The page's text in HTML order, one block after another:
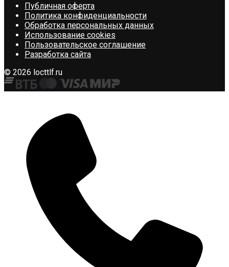
Публичная оферта
Политика конфиденциальности
Обработка персональных данных
Использование cookies
Пользовательское соглашение
Разработка сайта
© 2026 locttlf.ru